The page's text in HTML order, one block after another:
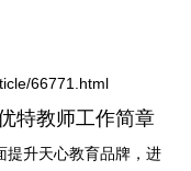
66771.html
特教师工作简章
提升天心教育品牌，进